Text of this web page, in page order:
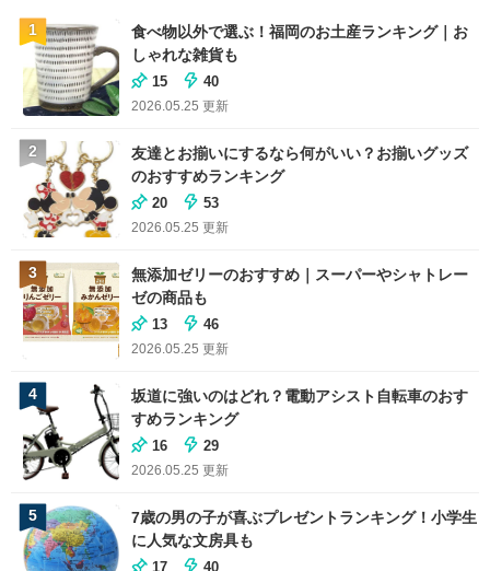
1
食べ物以外で選ぶ！福岡のお土産ランキング｜お
しゃれな雑貨も
15 40
2026.05.25 更新
2
友達とお揃いにするなら何がいい？お揃いグッズ
のおすすめランキング
20 53
2026.05.25 更新
3
無添加ゼリーのおすすめ｜スーパーやシャトレー
ゼの商品も
13 46
2026.05.25 更新
4
坂道に強いのはどれ？電動アシスト自転車のおす
すめランキング
16 29
2026.05.25 更新
5
7歳の男の子が喜ぶプレゼントランキング！小学生
に人気な文房具も
17 40